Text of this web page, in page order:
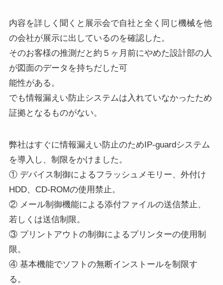
内容を詳しく聞くと展示会で自社と全く同じ機械を他
の会社が展示に出しているのを確認した。
そのお客様の推測だと約５ヶ月前にやめた設計部の人
が図面のデータを持ちだした可
能性がある。
でも情報漏えい防止システムは入れていなかったため
証拠となるものがない。
弊社はすぐに情報漏えい防止のためIP-guardシステム
を導入し、制限をかけました。
① デバイス制御によるフラッシュメモリー、外付け
HDD、CD-ROMの使用禁止。
② メール制御機能による添付ファイルの送信禁止、
若しくは送信制限。
③ プリントアウトの制御によるプリンターの使用制
限。
④ 基本機能でソフトの無断インストールを制限す
る。